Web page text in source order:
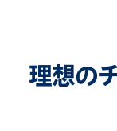
理想の